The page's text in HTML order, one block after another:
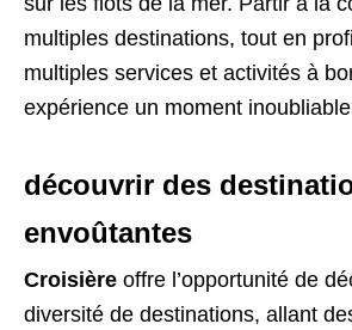
multiples destinations, tout en
multiples services et activités à
expérience un moment
découvrir des
envoûtantes
Croisière offre l’opportunité de
diversité de destinations, allant